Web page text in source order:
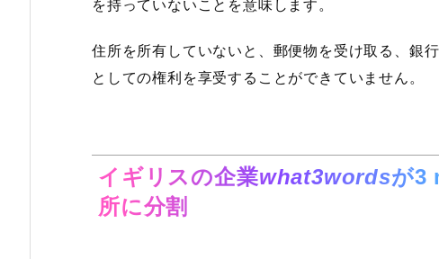
を持っていないことを意味します。
住所を所有していないと、郵便物を受け取る、銀
としての権利を享受することができていません。
イギリスの企業what3wordsが3
所に分割